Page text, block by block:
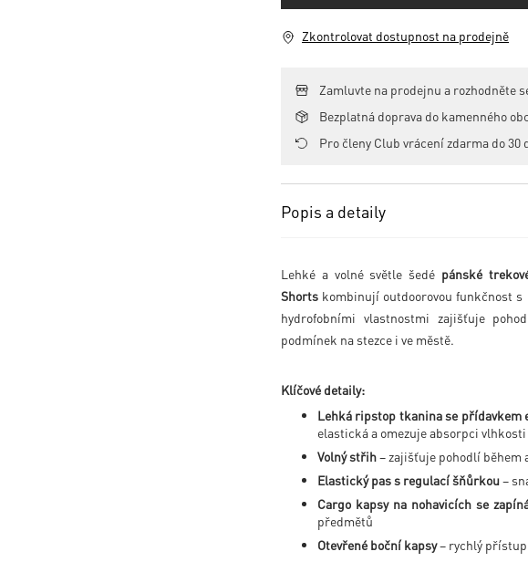
Zkontrolovat dostupnost na prodejně
Zamluvte na prodejnu a rozhodněte
Bezplatná doprava do kamenného
Pro členy Club vrácení zdarma do 30
Popis a detaily
Lehké a volné světle šedé pánské
Shorts kombinují outdoorovou funkčnost
hydrofobními vlastnostmi zajišťuje
podmínek na stezce i ve městě.
Klíčové detaily:
Lehká ripstop tkanina se přídavkem
elastická a omezuje absorpci
Volný střih– zajišťuje pohodlí během
Elastický pas s regulací šňůrkou–
Cargo kapsy na nohavicích se
předmětů
Otevřené boční kapsy– rychlý přístup